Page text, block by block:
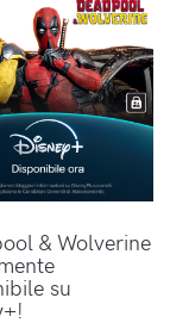
& Wolverine
su